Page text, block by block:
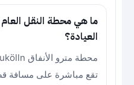
ما هي محطة النقل
العيادة؟
تقع مباشرة على مسافة